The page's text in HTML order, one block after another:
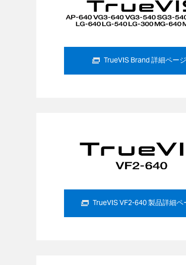
TrueVIS Brand 詳細ペー
TrueVIS VF2-640 製品詳細ペ